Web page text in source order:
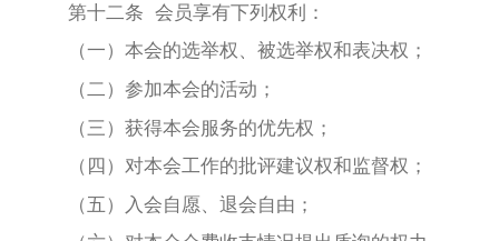
第十二条 会员享有下列权利：
（一 ）本会的选举权、被选举权和表决权；
（二 ） 参加本会的活动；
（ 三 ） 获得本会服务的优先权；
（ 四 ） 对本会工作的批评建议权和监督权；
（ 五 ）
入会自愿、退会自由；